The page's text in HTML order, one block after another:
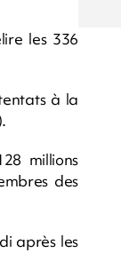
les 336
à la
millions
des
après les